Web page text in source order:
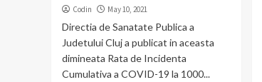
Codin May 10, 2021
Directia de Sanatate Publica a
Judetului Cluj a publicat in aceasta
dimineata Rata de Incidenta
Cumulativa a COVID-19 la 1000...